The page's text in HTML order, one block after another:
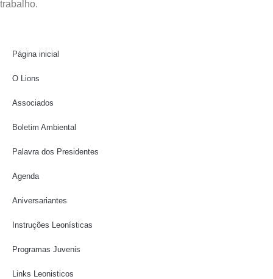
trabalho.
Página inicial
O Lions
Associados
Boletim Ambiental
Palavra dos Presidentes
Agenda
Aniversariantes
Instruções Leonísticas
Programas Juvenis
Links Leonisticos